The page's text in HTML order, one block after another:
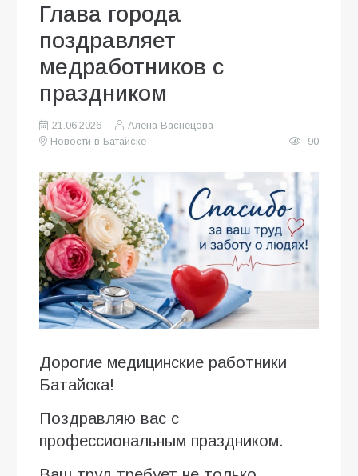
Глава города
поздравляет
медработников с
праздником
21.06.2026
Алена Васнецова
Новости в Батайске
90
Дорогие медицинские работники
Батайска!
Поздравляю вас с
профессиональным праздником.